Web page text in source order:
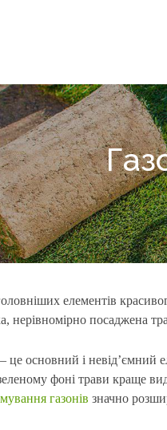
елементів
нерівномірно посаджена
це основний і
фоні трави краще
газонів значно